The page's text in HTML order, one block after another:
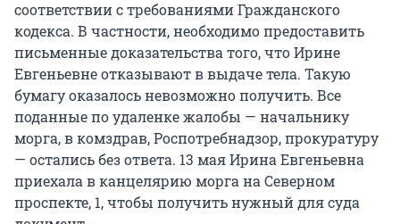
соответствии с требованиями Гражданского
кодекса. В частности, необходимо предоставить
письменные доказательства того, что Ирине
Евгеньевне отказывают в выдаче тела. Такую
бумагу оказалось невозможно получить. Все
поданные по удаленке жалобы — начальнику
морга, в комздрав, Роспотребнадзор, прокуратуру
— остались без ответа. 13 мая Ирина Евгеньевна
приехала в канцелярию морга на Северном
проспекте, 1, чтобы получить нужный для суда